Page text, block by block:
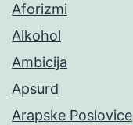
Aforizmi
Alkohol
Ambicija
Apsurd
Arapske Poslovice